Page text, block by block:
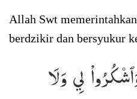
Allah Swt
berdzikir dan bersyukur
لِي وَلَا